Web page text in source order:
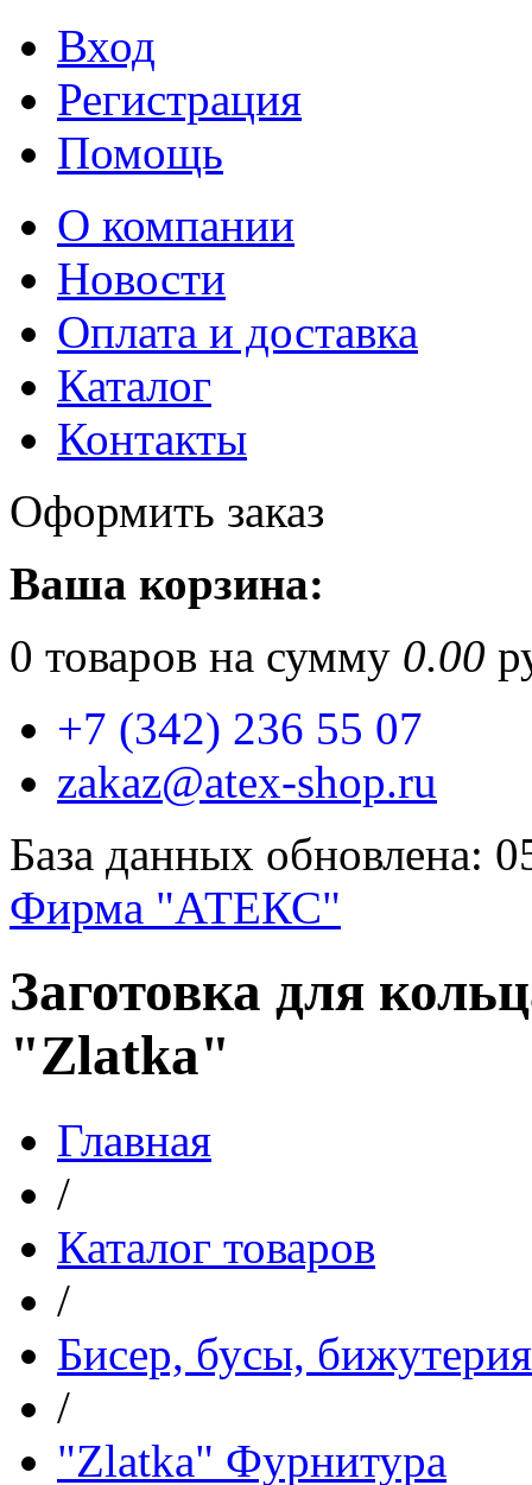
Вход
Регистрация
Помощь
О компании
Новости
Оплата и доставка
Каталог
Контакты
Оформить заказ
Ваша корзина:
0 товаров на сумму 0.00
+7 (342) 236 55 07
zakaz@atex-shop.ru
База данных обновлена:
Фирма "АТЕКС"
Заготовка для
"Zlatka"
Главная
/
Каталог товаров
/
Бисер, бусы, бижутерия
/
"Zlatka" Фурнитура